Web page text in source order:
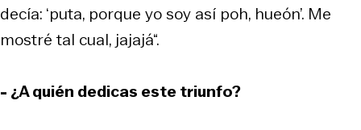
decía: ‘puta, porque yo soy así poh, hueón’. Me
mostré tal cual, jajajá“.
- ¿A quién dedicas este triunfo?